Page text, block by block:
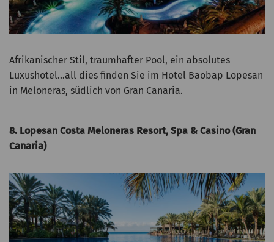
Afrikanischer Stil, traumhafter Pool, ein absolutes
Luxushotel...all dies finden Sie im Hotel Baobap Lopesan
in Meloneras, südlich von Gran Canaria.
8. Lopesan Costa Meloneras Resort, Spa & Casino (Gran
Canaria)